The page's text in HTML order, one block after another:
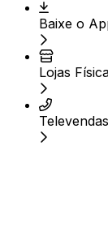
Baixe o
Lojas